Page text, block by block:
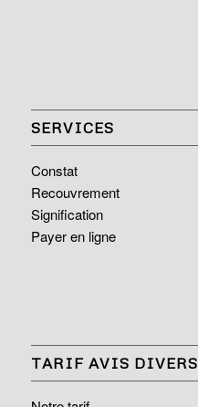
SERVICES
Constat
Recouvrement
Signification
Payer en ligne
TARIF AVIS DIVERS